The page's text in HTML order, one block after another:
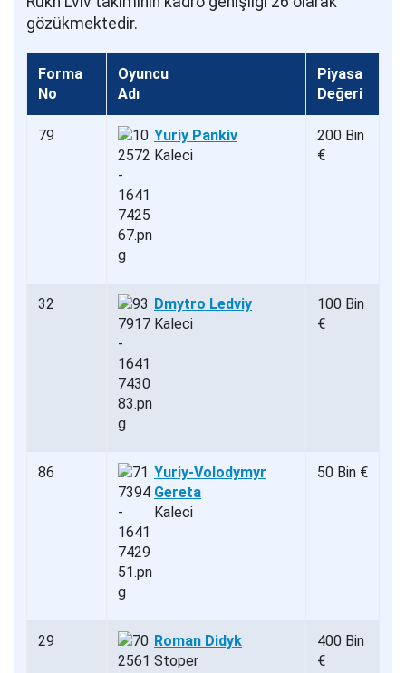
gözükmektedir.
Forma
No
Oyuncu
Adı
Piyasa
Değeri
79
Yuriy Pankiv
Kaleci
200 Bin
€
32
Dmytro Ledviy
Kaleci
100 Bin
€
86
Yuriy-Volodymyr
Gereta
Kaleci
50 Bin €
29
Roman Didyk
Stoper
400 Bin
€